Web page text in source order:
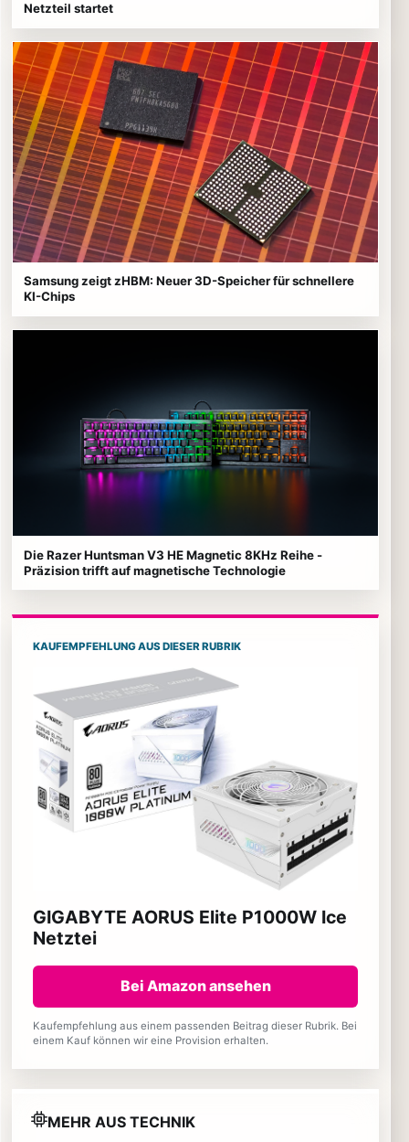
Netzteil startet
Samsung zeigt zHBM: Neuer 3D-Speicher für schnellere
KI-Chips
Die Razer Huntsman V3 HE Magnetic 8KHz Reihe -
Präzision trifft auf magnetische Technologie
KAUFEMPFEHLUNG AUS DIESER RUBRIK
GIGABYTE AORUS Elite P1000W Ice
Netztei
Bei Amazon ansehen
Kaufempfehlung aus einem passenden Beitrag dieser Rubrik. Bei
einem Kauf können wir eine Provision erhalten.
MEHR AUS TECHNIK